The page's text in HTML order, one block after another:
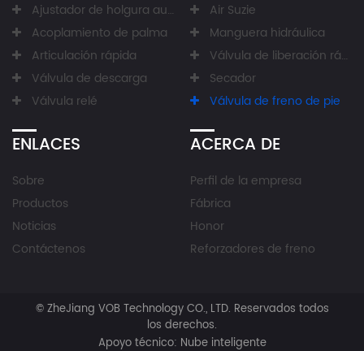
Ajustador de holgura automático
Air Suzie
Acoplamiento de palma
Manguera hidráulica
Articulación rápida
Válvula de liberación rápida
Válvula de descarga
Secador
Válvula relé
Válvula de freno de pie
ENLACES
Sobre
Productos
Noticias
Contáctenos
ACERCA DE
Perfil de la empresa
Fábrica
Honor
Reforzadores de freno
©ZheJiang VOB Technology CO., LTD. Reservados todos
los derechos.
Apoyo técnico: Nube inteligente